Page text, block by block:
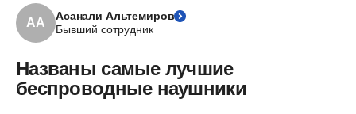
АА
Асанали Альтемиров
Бывший сотрудник
Названы самые лучшие
беспроводные наушники